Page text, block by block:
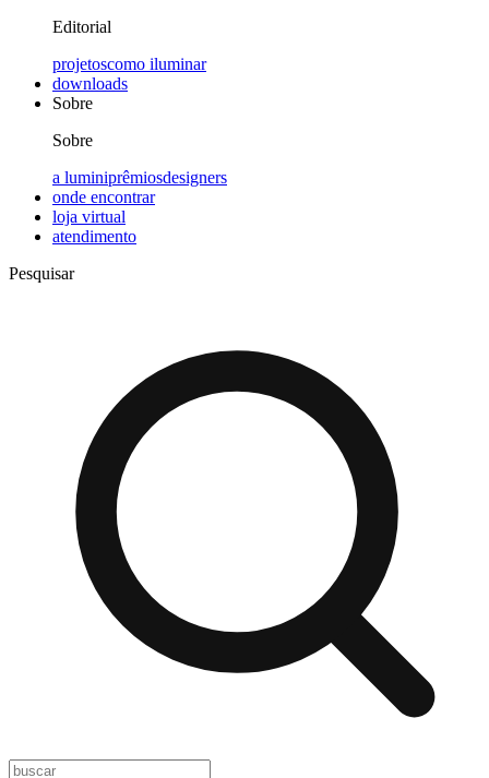
Editorial
projetoscomo iluminar
downloads
Sobre
Sobre
a luminiprêmiosdesigners
onde encontrar
loja virtual
atendimento
Pesquisar